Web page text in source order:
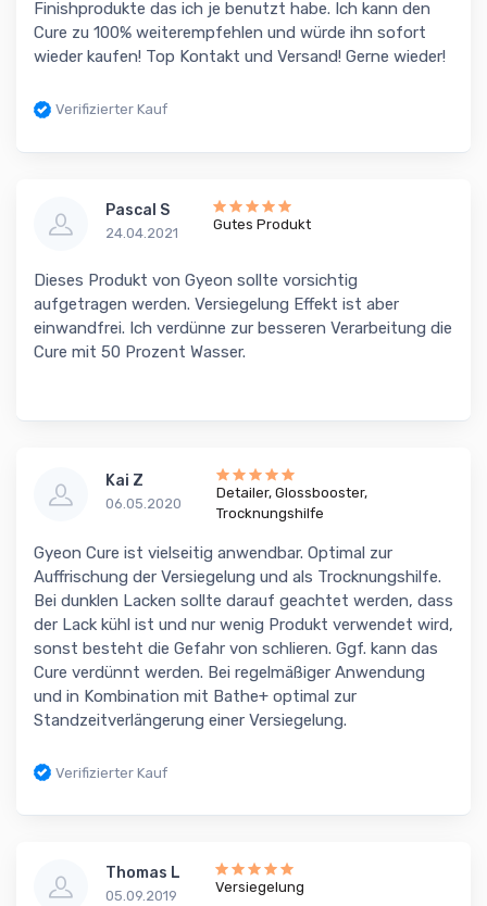
Finishprodukte das ich je benutzt habe. Ich kann den
Cure zu 100% weiterempfehlen und würde ihn sofort
wieder kaufen! Top Kontakt und Versand! Gerne wieder!
Verifizierter Kauf
Pascal S
24.04.2021
Gutes Produkt
Dieses Produkt von Gyeon sollte vorsichtig
aufgetragen werden. Versiegelung Effekt ist aber
einwandfrei. Ich verdünne zur besseren Verarbeitung die
Cure mit 50 Prozent Wasser.
Kai Z
06.05.2020
Detailer, Glossbooster,
Trocknungshilfe
Gyeon Cure ist vielseitig anwendbar. Optimal zur
Auffrischung der Versiegelung und als Trocknungshilfe.
Bei dunklen Lacken sollte darauf geachtet werden, dass
der Lack kühl ist und nur wenig Produkt verwendet wird,
sonst besteht die Gefahr von schlieren. Ggf. kann das
Cure verdünnt werden. Bei regelmäßiger Anwendung
und in Kombination mit Bathe+ optimal zur
Standzeitverlängerung einer Versiegelung.
Verifizierter Kauf
Thomas L
05.09.2019
Versiegelung